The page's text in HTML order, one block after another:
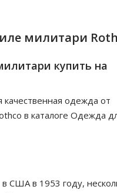
милитари
купить на
качественная одежда от
в каталоге Одежда
США в 1953 году,